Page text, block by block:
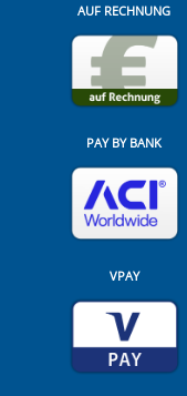
AUF RECHNUNG
PAY BY BANK
VPAY